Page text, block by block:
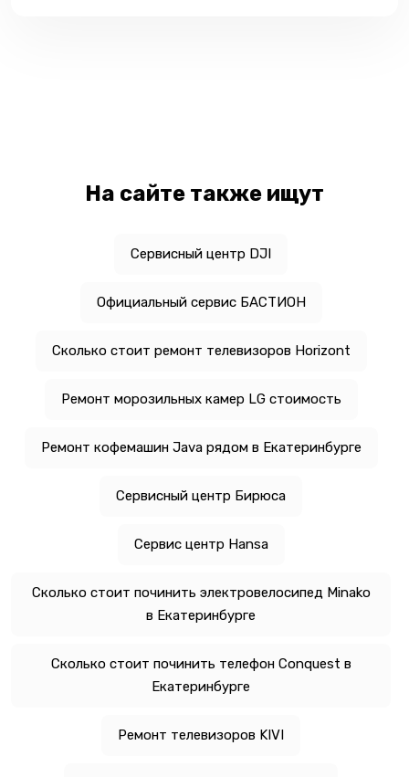
На сайте также ищут
Сервисный центр DJI
Официальный сервис БАСТИОН
Сколько стоит ремонт телевизоров Horizont
Ремонт морозильных камер LG стоимость
Ремонт кофемашин Java рядом в Екатеринбурге
Сервисный центр Бирюса
Сервис центр Hansa
Сколько стоит починить электровелосипед Minako
в Екатеринбурге
Сколько стоит починить телефон Conquest в
Екатеринбурге
Ремонт телевизоров KIVI